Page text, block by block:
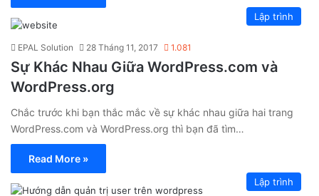
Lập trình
EPAL Solution 28 Tháng 11, 2017 1.081
Sự Khác Nhau Giữa WordPress.com và
WordPress.org
Chắc trước khi bạn thắc mắc về sự khác nhau giữa hai trang
WordPress.com và WordPress.org thì bạn đã tìm…
Read More »
Lập trình